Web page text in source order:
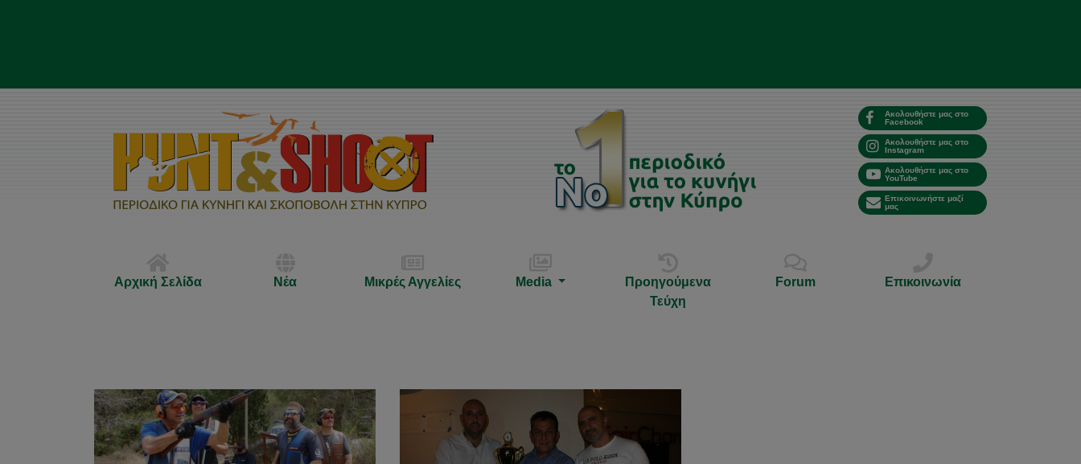
Ακολουθήστε μας στο
Facebook
Ακολουθήστε μας στο
Instagram
Ακολουθήστε μας στο
YouTube
Επικοινωνήστε μαζί
μας
Αρχική Σελίδα Νέα Μικρές Αγγελίες Media
Προηγούμενα
Τεύχη
Forum Επικοινωνία